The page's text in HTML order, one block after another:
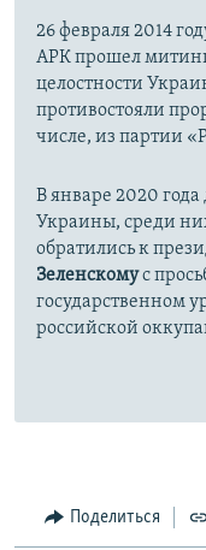
26 февраля 2014
АРК прошел
целостности
противостояли
числе, из партии
В январе 2020
Украины, среди
обратились к
Зеленскомус
государственном
российской
Поделиться